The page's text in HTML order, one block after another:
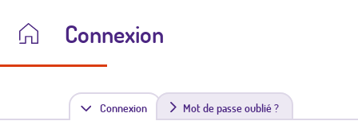
Connexion
Connexion(
Mot de passe oublié ?